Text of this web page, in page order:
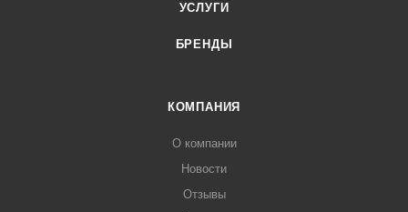
УСЛУГИ
БРЕНДЫ
КОМПАНИЯ
О компании
Новости
Отзывы